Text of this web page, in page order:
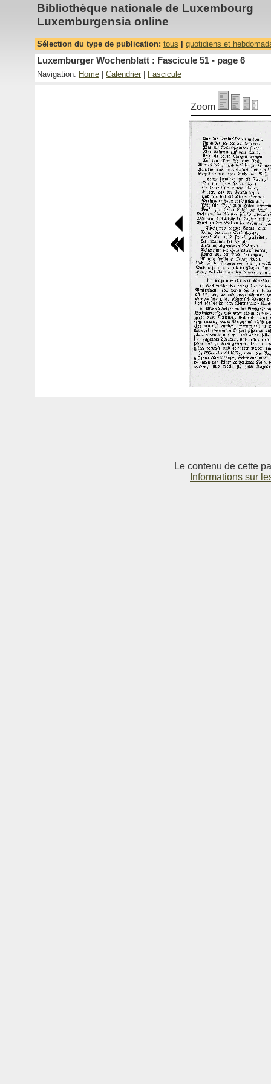
Bibliothèque nationale de Luxembourg
Luxemburgensia online
Sélection du type de publication: tous quotidiens et
Luxemburger Wochenblatt : Fascicule 51 - page 6
Navigation: Home Calendrier Fascicule
Zoom
Le contenu de cette
Informations sur